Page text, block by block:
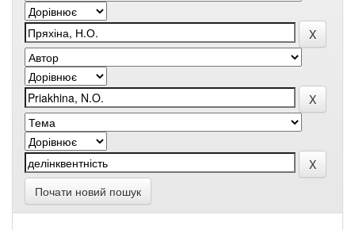
Почати новий пошук